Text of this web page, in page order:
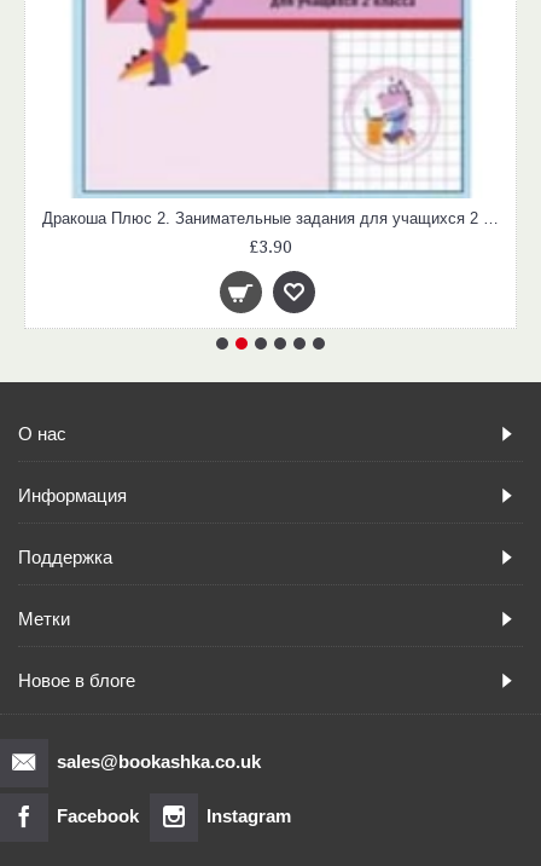
Дракоша Плюс 2. Занимательные задания для учащихся 2 класса
£3.90
О нас
Информация
Поддержка
Метки
Новое в блоге
sales@bookashka.co.uk
Facebook Instagram